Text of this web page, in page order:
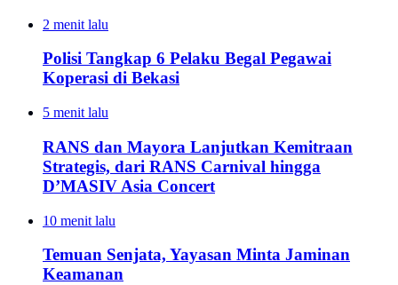
2 menit lalu
Polisi Tangkap 6 Pelaku Begal Pegawai
Koperasi di Bekasi
5 menit lalu
RANS dan Mayora Lanjutkan Kemitraan
Strategis, dari RANS Carnival hingga
D’MASIV Asia Concert
10 menit lalu
Temuan Senjata, Yayasan Minta Jaminan
Keamanan